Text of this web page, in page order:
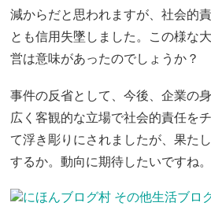
減からだと思われますが、社会的
とも信用失墜しました。この様な
営は意味があったのでしょうか？
事件の反省として、今後、企業の
広く客観的な立場で社会的責任を
て浮き彫りにされましたが、果た
するか。動向に期待したいですね。